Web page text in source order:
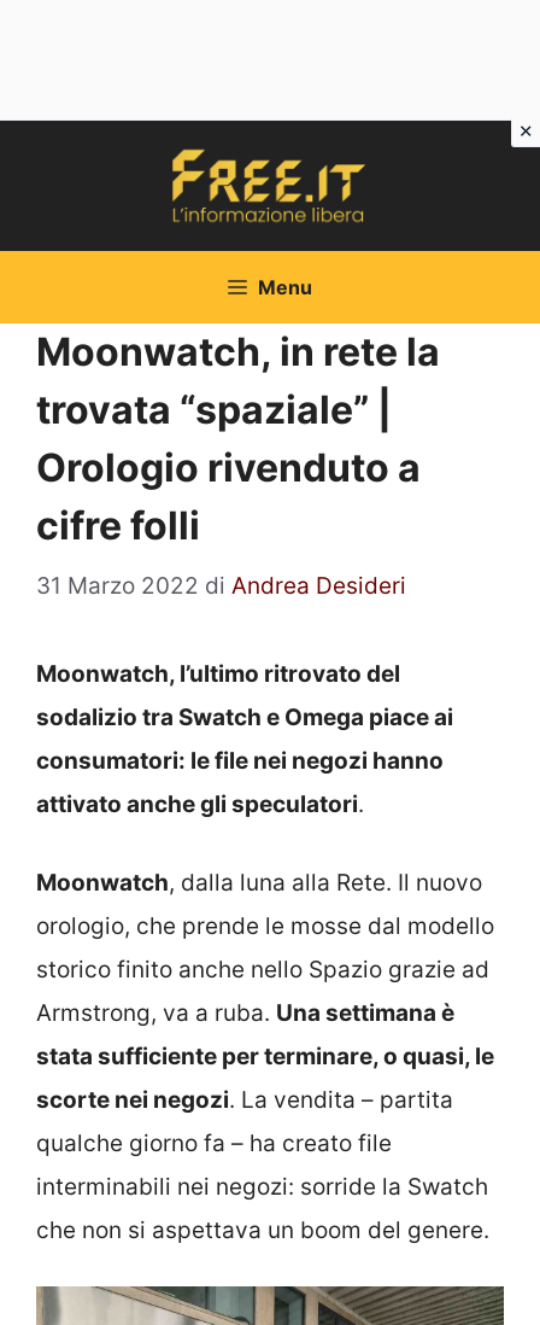
Menu
Moonwatch, in rete la
trovata “spaziale” |
Orologio rivenduto a
cifre folli
31 Marzo 2022 di Andrea Desideri
Moonwatch, l’ultimo ritrovato del
sodalizio tra Swatch e Omega piace ai
consumatori: le file nei negozi hanno
attivato anche gli speculatori.
Moonwatch, dalla luna alla Rete. Il nuovo
orologio, che prende le mosse dal modello
storico finito anche nello Spazio grazie ad
Armstrong, va a ruba. Una settimana è
stata sufficiente per terminare, o quasi, le
scorte nei negozi. La vendita – partita
qualche giorno fa – ha creato file
interminabili nei negozi: sorride la Swatch
che non si aspettava un boom del genere.